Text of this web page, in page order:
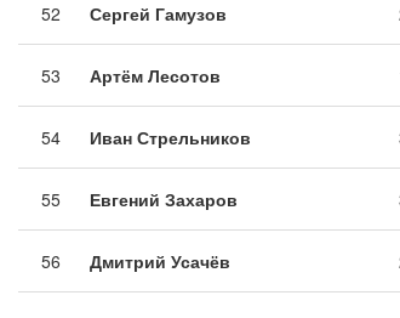
52 Сергей Гамузов
53 Артём Лесотов
54 Иван Стрельников
55 Евгений Захаров
56 Дмитрий Усачёв